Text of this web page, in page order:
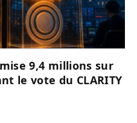
9,4 millions sur
le vote du CLARITY